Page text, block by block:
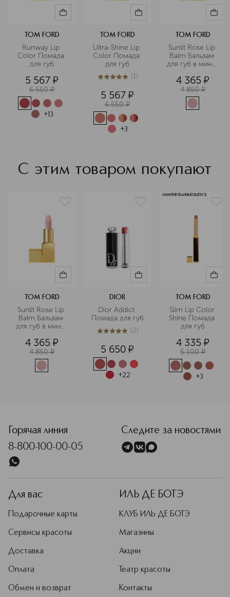
TOM FORD
Runway Lip
Color Помада
для губ
5 567 ¤
6 550 ¤
+13
TOM FORD
Ultra-Shine Lip
Color Помада
для губ
5из 51 (1)
5 567 ¤
6 550 ¤
+3
TOM FORD
Sunlit Rose Lip
Balm Бальзам
для губ в мини-
4 365 ¤
4 850 ¤
С этим товаром покупают
TOM FORD
Sunlit Rose Lip
Balm Бальзам
для губ в мини-
4 365 ¤
4 850 ¤
DIOR
Dior Addict
Помада для губ
5из 52 (2)
5 650 ¤
+22
ЛИМИТИРОВАННЫЙ ВЫПУСК
TOM FORD
Slim Lip Color
Shine Помада
для губ
4 335 ¤
5 100 ¤
+3
Горячая линия
8-800-100-00-05
Следите за новостями
Для вас
Подарочные карты
Сервисы красоты
Доставка
Оплата
Обмен и возврат
ИЛЬ ДЕ БОТЭ
КЛУБ ИЛЬ ДЕ БОТЭ
Магазины
Акции
Театр красоты
Контакты